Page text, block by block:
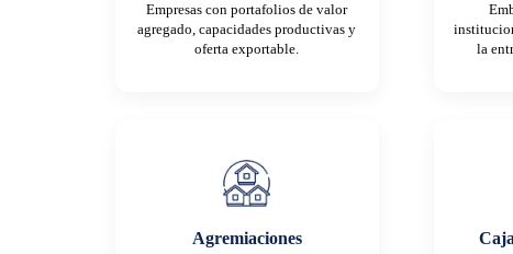
Empresas con portafolios de valor
agregado, capacidades productivas y
oferta exportable.
la
Agremiaciones